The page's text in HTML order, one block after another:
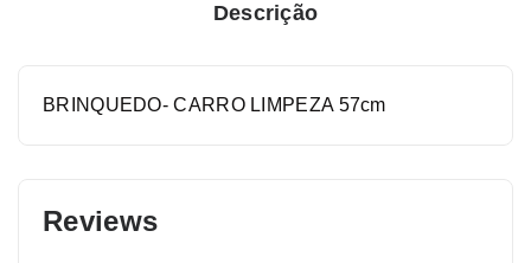
Descrição
BRINQUEDO- CARRO LIMPEZA 57cm
Reviews